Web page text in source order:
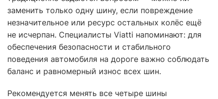
заменить только одну шину, если повреждение
незначительное или ресурс остальных колёс ещё
не исчерпан. Специалисты Viatti напоминают: для
обеспечения безопасности и стабильного
поведения автомобиля на дороге важно соблюдать
баланс и равномерный износ всех шин.
Рекомендуется менять все четыре шины